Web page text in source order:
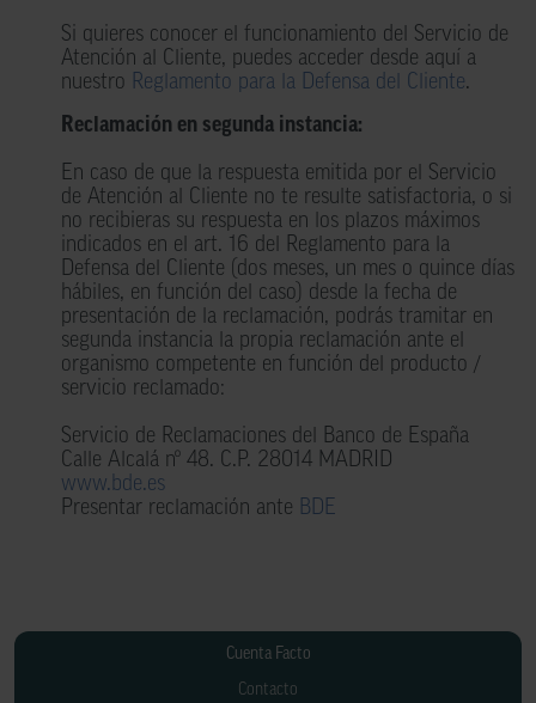
Si quieres conocer el funcionamiento del Servicio de
Atención al Cliente, puedes acceder desde aquí a
nuestro Reglamento para la Defensa del Cliente.
Reclamación en segunda instancia:
En caso de que la respuesta emitida por el Servicio
de Atención al Cliente no te resulte satisfactoria, o si
no recibieras su respuesta en los plazos máximos
indicados en el art. 16 del Reglamento para la
Defensa del Cliente (dos meses, un mes o quince días
hábiles, en función del caso) desde la fecha de
presentación de la reclamación, podrás tramitar en
segunda instancia la propia reclamación ante el
organismo competente en función del producto /
servicio reclamado:
Servicio de Reclamaciones del Banco de España
Calle Alcalá nº 48. C.P. 28014 MADRID
www.bde.es
Presentar reclamación ante BDE
Cuenta Facto
Contacto